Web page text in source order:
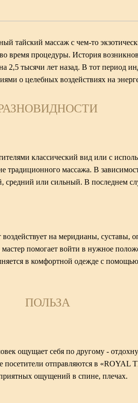
тайский массаж с чем-то
время процедуры. История
2,5 тысячи лет назад. В тот период
о целебных воздействиях на
классический вид или с
традиционного массажа. В
или сильный. В последнем
на меридианы,
помогает войти в нужное
в комфортной одежде с
ПОЛЬЗА
ощущает себя по другому -
посетители отправляются в «ROYAL
ощущений в спине, плечах.